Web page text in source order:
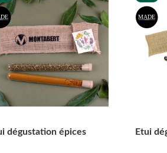
dégustation épices Etui